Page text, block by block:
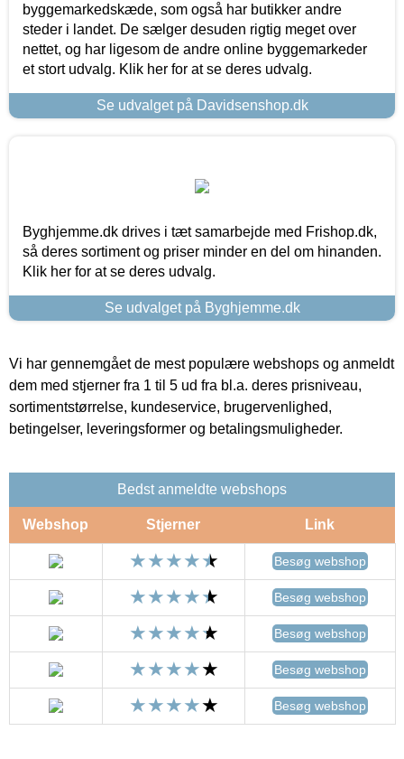
byggemarkedskæde, som også har butikker andre
steder i landet. De sælger desuden rigtig meget over
nettet, og har ligesom de andre online byggemarkeder
et stort udvalg. Klik her for at se deres udvalg.
Se udvalget på Davidsenshop.dk
Byghjemme.dk drives i tæt samarbejde med Frishop.dk,
så deres sortiment og priser minder en del om hinanden.
Klik her for at se deres udvalg.
Se udvalget på Byghjemme.dk
Vi har gennemgået de mest populære webshops og anmeldt
dem med stjerner fra 1 til 5 ud fra bl.a. deres prisniveau,
sortimentstørrelse, kundeservice, brugervenlighed,
betingelser, leveringsformer og betalingsmuligheder.
Bedst anmeldte webshops
Webshop Stjerner Link
Besøg webshop
Besøg webshop
Besøg webshop
Besøg webshop
Besøg webshop